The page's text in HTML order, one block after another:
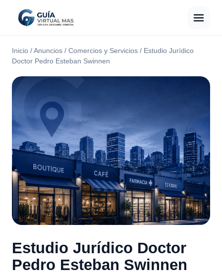
Inicio / Anuncios / Comercios y Servicios / Estudio Jurídico
Doctor Pedro Esteban Swinnen
Estudio Jurídico Doctor
Pedro Esteban Swinnen